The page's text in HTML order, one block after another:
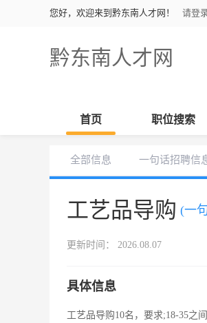
您好，欢迎来到黔东南人才网！ 请登
黔东南人才网
首页 职位搜索
全部信息 一句话招聘信
工艺品导购 (一
更新时间： 2026.08.07
具体信息
工艺品导购10名，要求;18-35之